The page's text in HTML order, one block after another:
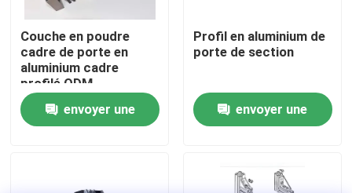
nouvelles
Tous les cas
profils en aluminium pour des fenêtres et des portes
Couche en poudre
cadre de porte en
aluminium cadre
profilé ODM
envoyer une
Profil en aluminium de
porte de section
envoyer une